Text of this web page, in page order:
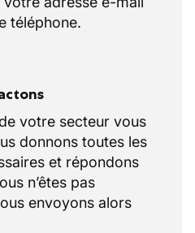
crée un
stimulant, où les
aux projets
à façonner
Leur polyvalence en
capable de
projets de grande
intégrés, grâce à
dans la province de
et au Grand‑Duché
engagement constant
manifeste également au
toujours
et portés par une
téléphone.
votre secteur vous
donnons toutes les
et répondons
n’êtes pas
envoyons alors